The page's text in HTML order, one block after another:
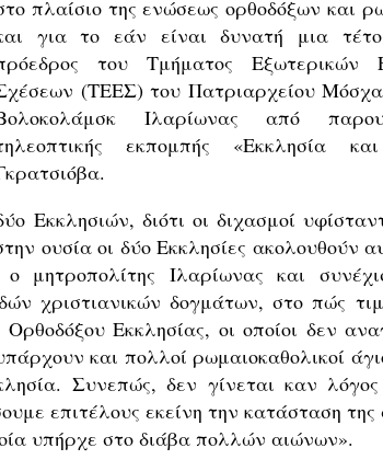
πλαίσιο της ενώσεως ορθοδόξων και
για το εάν είναι δυνατή μια
του Τμήματος Εξωτερικών
(ΤΕΕΣ) του Πατριαρχείου
Ιλαρίωνας από
εκπομπής «Εκκλησία
Εκκλησιών, διότι οι διχασμοί
ουσία οι δύο Εκκλησίες ακολουθούν
μητροπολίτης Ιλαρίωνας και
χριστιανικών δογμάτων, στο πώς
Εκκλησίας, οι οποίοι δεν
και πολλοί ρωμαιοκαθολικοί
Συνεπώς, δεν γίνεται καν
επιτέλους εκείνη την κατάσταση της
υπήρχε στο διάβα πολλών αιώνων».